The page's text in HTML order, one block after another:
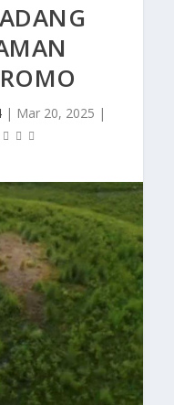
| Mar 20, 2025 |